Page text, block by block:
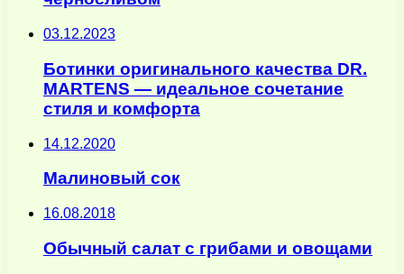
03.12.2023
Ботинки оригинального качества DR.
MARTENS — идеальное сочетание
стиля и комфорта
14.12.2020
Малиновый сок
16.08.2018
Обычный салат с грибами и овощами